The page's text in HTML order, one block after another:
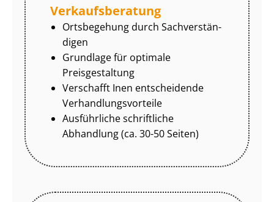
Ver­kaufs­be­ra­tung
Ortsbegehung durch Sach­ver­stän­
di­gen
Grundlage für optimale
Preisgestaltung
Verschafft Inen entscheidende
Ver­hand­lungs­vor­tei­le
Ausführliche schriftliche
Abhandlung (ca. 30-50 Seiten)